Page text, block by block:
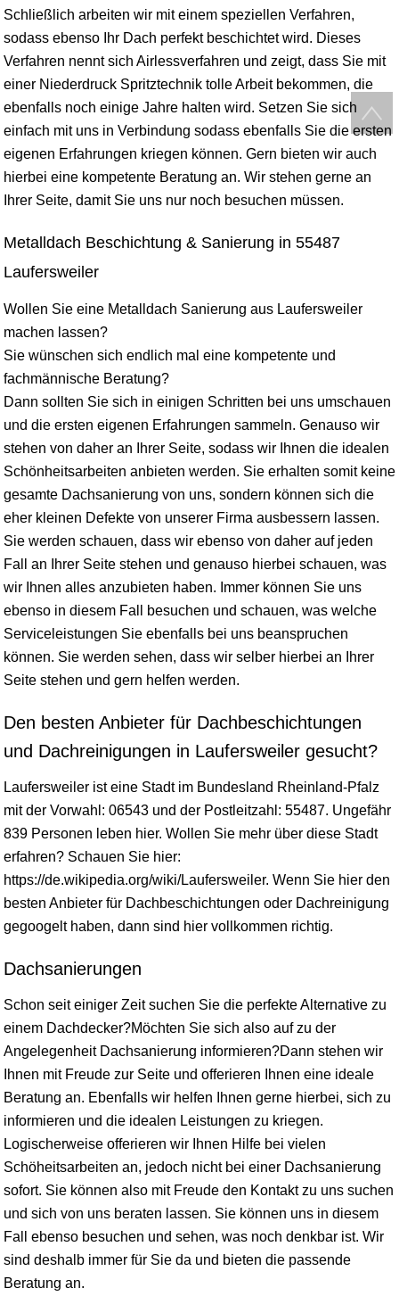
Schließlich arbeiten wir mit einem speziellen Verfahren,
sodass ebenso Ihr Dach perfekt beschichtet wird. Dieses
Verfahren nennt sich Airlessverfahren und zeigt, dass Sie mit
einer Niederdruck Spritztechnik tolle Arbeit bekommen, die
ebenfalls noch einige Jahre halten wird. Setzen Sie sich
einfach mit uns in Verbindung sodass ebenfalls Sie die ersten
eigenen Erfahrungen kriegen können. Gern bieten wir auch
hierbei eine kompetente Beratung an. Wir stehen gerne an
Ihrer Seite, damit Sie uns nur noch besuchen müssen.
Metalldach Beschichtung & Sanierung in 55487
Laufersweiler
Wollen Sie eine Metalldach Sanierung aus Laufersweiler
machen lassen?
Sie wünschen sich endlich mal eine kompetente und
fachmännische Beratung?
Dann sollten Sie sich in einigen Schritten bei uns umschauen
und die ersten eigenen Erfahrungen sammeln. Genauso wir
stehen von daher an Ihrer Seite, sodass wir Ihnen die idealen
Schönheitsarbeiten anbieten werden. Sie erhalten somit keine
gesamte Dachsanierung von uns, sondern können sich die
eher kleinen Defekte von unserer Firma ausbessern lassen.
Sie werden schauen, dass wir ebenso von daher auf jeden
Fall an Ihrer Seite stehen und genauso hierbei schauen, was
wir Ihnen alles anzubieten haben. Immer können Sie uns
ebenso in diesem Fall besuchen und schauen, was welche
Serviceleistungen Sie ebenfalls bei uns beanspruchen
können. Sie werden sehen, dass wir selber hierbei an Ihrer
Seite stehen und gern helfen werden.
Den besten Anbieter für Dachbeschichtungen
und Dachreinigungen in Laufersweiler gesucht?
Laufersweiler ist eine Stadt im Bundesland Rheinland-Pfalz
mit der Vorwahl: 06543 und der Postleitzahl: 55487. Ungefähr
839 Personen leben hier. Wollen Sie mehr über diese Stadt
erfahren? Schauen Sie hier:
https://de.wikipedia.org/wiki/Laufersweiler. Wenn Sie hier den
besten Anbieter für Dachbeschichtungen oder Dachreinigung
gegoogelt haben, dann sind hier vollkommen richtig.
Dachsanierungen
Schon seit einiger Zeit suchen Sie die perfekte Alternative zu
einem Dachdecker?Möchten Sie sich also auf zu der
Angelegenheit Dachsanierung informieren?Dann stehen wir
Ihnen mit Freude zur Seite und offerieren Ihnen eine ideale
Beratung an. Ebenfalls wir helfen Ihnen gerne hierbei, sich zu
informieren und die idealen Leistungen zu kriegen.
Logischerweise offerieren wir Ihnen Hilfe bei vielen
Schöheitsarbeiten an, jedoch nicht bei einer Dachsanierung
sofort. Sie können also mit Freude den Kontakt zu uns suchen
und sich von uns beraten lassen. Sie können uns in diesem
Fall ebenso besuchen und sehen, was noch denkbar ist. Wir
sind deshalb immer für Sie da und bieten die passende
Beratung an.